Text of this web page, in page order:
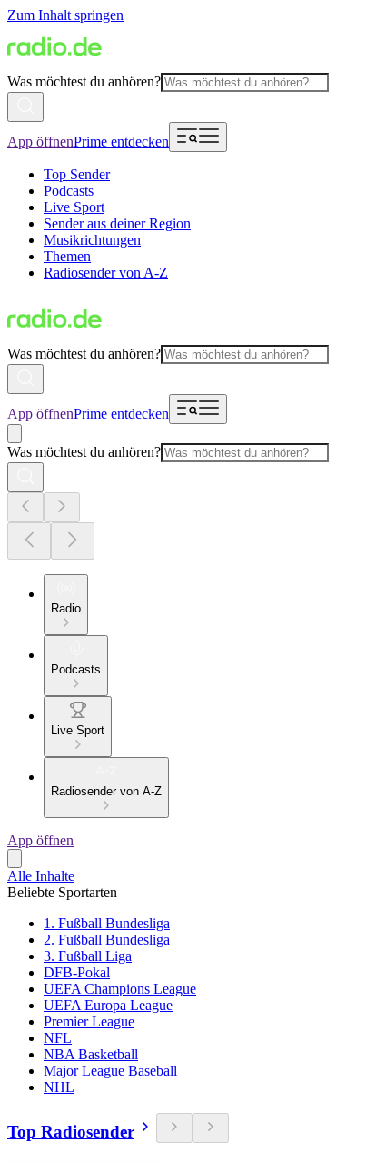
Zum Inhalt springen
Was möchtest du anhören?
App öffnenPrime entdecken
Top Sender
Podcasts
Live Sport
Sender aus deiner Region
Musikrichtungen
Themen
Radiosender von A-Z
Was möchtest du anhören?
App öffnenPrime entdecken
Was möchtest du anhören?
Radio
Podcasts
Live Sport
Radiosender von A-Z
App öffnen
Alle Inhalte
Beliebte Sportarten
1. Fußball Bundesliga
2. Fußball Bundesliga
3. Fußball Liga
DFB-Pokal
UEFA Champions League
UEFA Europa League
Premier League
NFL
NBA Basketball
Major League Baseball
NHL
Top Radiosender